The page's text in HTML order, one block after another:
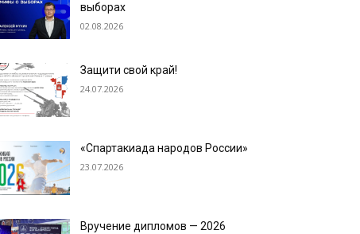
выборах
02.08.2026
Защити свой край!
24.07.2026
«Спартакиада народов России»
23.07.2026
Вручение дипломов — 2026